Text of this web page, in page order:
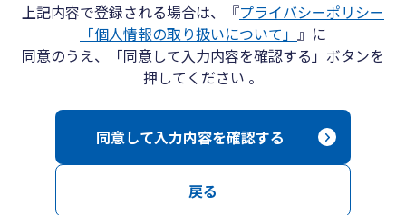
上記内容で登録される場合は、『プライバシーポリシー
「個人情報の取り扱いについて」 』に
同意のうえ、「同意して入力内容を確認する」ボタンを
押してください 。
戻る
同意して入力内容を確認する